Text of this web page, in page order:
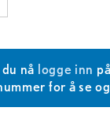
nå logge inn
for å se